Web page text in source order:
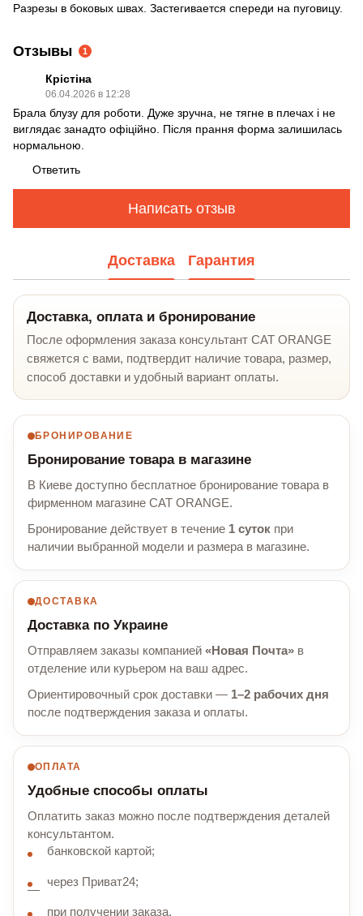
Разрезы в боковых швах. Застегивается спереди на пуговицу.
Отзывы 1
Крістіна
06.04.2026 в 12:28
Брала блузу для роботи. Дуже зручна, не тягне в плечах і не
виглядає занадто офіційно. Після прання форма залишилась
нормальною.
Ответить
Написать отзыв
Доставка Гарантия
Доставка, оплата и бронирование
После оформления заказа консультант CAT ORANGE
свяжется с вами, подтвердит наличие товара, размер,
способ доставки и удобный вариант оплаты.
БРОНИРОВАНИЕ
Бронирование товара в магазине
В Киеве доступно бесплатное бронирование товара в
фирменном магазине CAT ORANGE.
Бронирование действует в течение 1 суток при
наличии выбранной модели и размера в магазине.
ДОСТАВКА
Доставка по Украине
Отправляем заказы компанией «Новая Почта» в
отделение или курьером на ваш адрес.
Ориентировочный срок доставки — 1–2 рабочих дня
после подтверждения заказа и оплаты.
ОПЛАТА
Удобные способы оплаты
Оплатить заказ можно после подтверждения деталей
консультантом.
банковской картой;
через Приват24;
при получении заказа.